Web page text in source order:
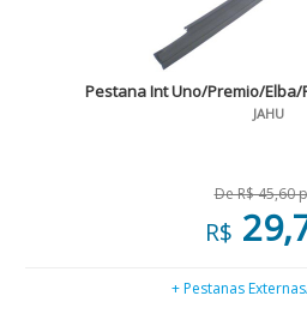
Pestana Int Uno/Premio/Elba/
JAHU
De R$ 45,60
R$
+ Pestanas